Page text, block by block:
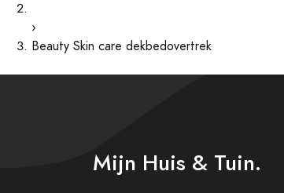
›
Beauty Skin care dekbedovertrek
Mijn Huis & Tuin.